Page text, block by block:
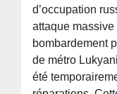
d’occupation
attaque massive
bombardement
de métro
été